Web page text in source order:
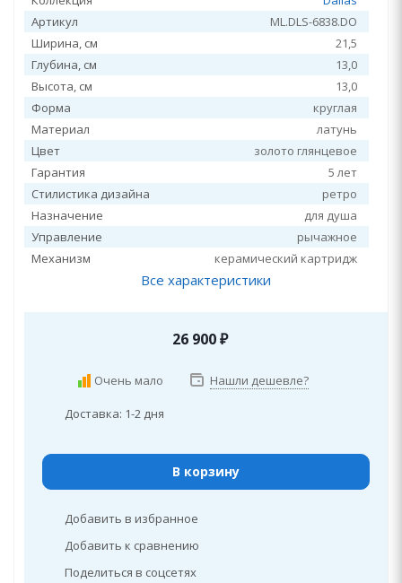
Артикул
ML.DLS-6838.DO
Ширина, см
21,5
Глубина, см
13,0
Высота, см
13,0
Форма
круглая
Материал
латунь
Цвет
золото глянцевое
Гарантия
5 лет
Стилистика дизайна
ретро
Назначение
для душа
Управление
рычажное
Механизм
керамический картридж
Все характеристики
26 900₽
Очень мало Нашли дешевле?
Доставка: 1-2 дня
В корзину
Добавить в избранное
Добавить к сравнению
Поделиться в соцсетях